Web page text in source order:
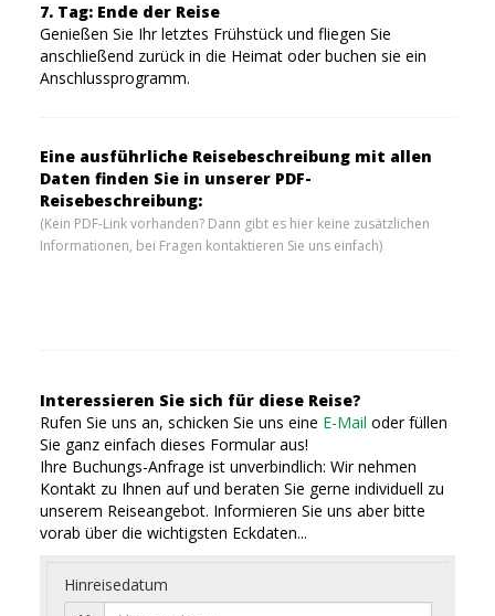
7. Tag: Ende der Reise
Genießen Sie Ihr letztes Frühstück und fliegen Sie
anschließend zurück in die Heimat oder buchen sie ein
Anschlussprogramm.
Eine ausführliche Reisebeschreibung mit allen
Daten finden Sie in unserer PDF-
Reisebeschreibung:
(Kein PDF-Link vorhanden? Dann gibt es hier keine zusätzlichen
Informationen, bei Fragen kontaktieren Sie uns einfach)
Interessieren Sie sich für diese Reise?
Rufen Sie uns an, schicken Sie uns eine E-Mail oder füllen
Sie ganz einfach dieses Formular aus!
Ihre Buchungs-Anfrage ist unverbindlich: Wir nehmen
Kontakt zu Ihnen auf und beraten Sie gerne individuell zu
unserem Reiseangebot. Informieren Sie uns aber bitte
vorab über die wichtigsten Eckdaten...